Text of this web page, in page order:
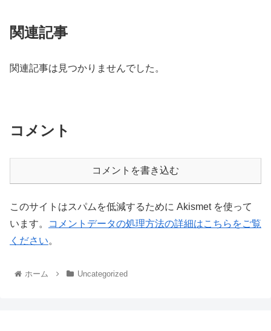
関連記事
関連記事は見つかりませんでした。
コメント
コメントを書き込む
このサイトはスパムを低減するために Akismet を使って
います。
コメントデータの処理方法の詳細はこちらをご覧
ください。
ホーム Uncategorized